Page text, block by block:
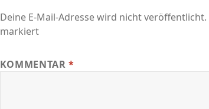
Deine E-Mail-Adresse wird nicht veröffentlicht.
markiert
KOMMENTAR*